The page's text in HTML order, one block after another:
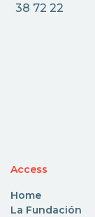
38 72 22
Access
Home
La Fundación